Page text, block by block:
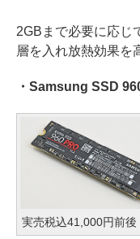
2GBまで必要に応じ
層を入れ放熱効果を
・Samsung SSD
実売税込41,000円前後